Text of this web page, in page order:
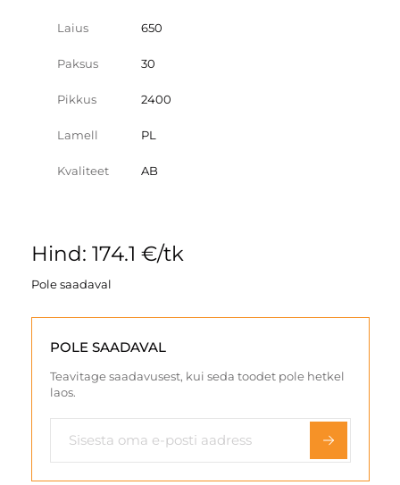
Laius 650
Paksus 30
Pikkus 2400
Lamell PL
Kvaliteet AB
Hind: 174.1 €/tk
Pole saadaval
POLE SAADAVAL
Teavitage saadavusest, kui seda toodet pole hetkel
laos.